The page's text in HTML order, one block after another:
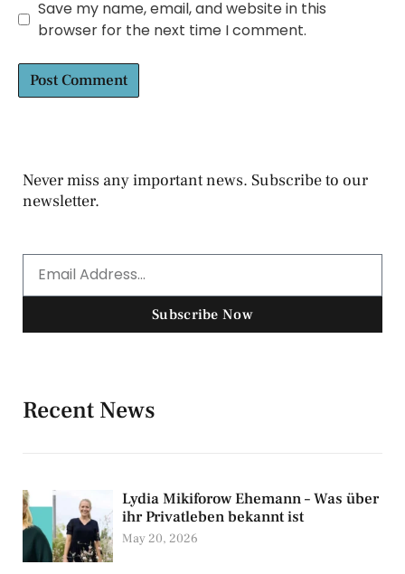
Save my name, email, and website in this
browser for the next time I comment.
Never miss any important news. Subscribe to our
newsletter.
Subscribe Now
Recent News
Lydia Mikiforow Ehemann – Was über
ihr Privatleben bekannt ist
May 20, 2026